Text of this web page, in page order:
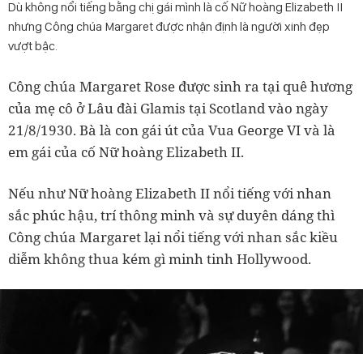
Dù không nổi tiếng bằng chị gái mình là cố Nữ hoàng Elizabeth II
nhưng Công chúa Margaret được nhận định là người xinh đẹp
vượt bậc.
Công chúa Margaret Rose được sinh ra tại quê hương
của mẹ cô ở Lâu đài Glamis tại Scotland vào ngày
21/8/1930. Bà là con gái út của Vua George VI và là
em gái của cố Nữ hoàng Elizabeth II.
Nếu như Nữ hoàng Elizabeth II nổi tiếng với nhan
sắc phúc hậu, trí thông minh và sự duyên dáng thì
Công chúa Margaret lại nổi tiếng với nhan sắc kiều
diễm không thua kém gì minh tinh Hollywood.